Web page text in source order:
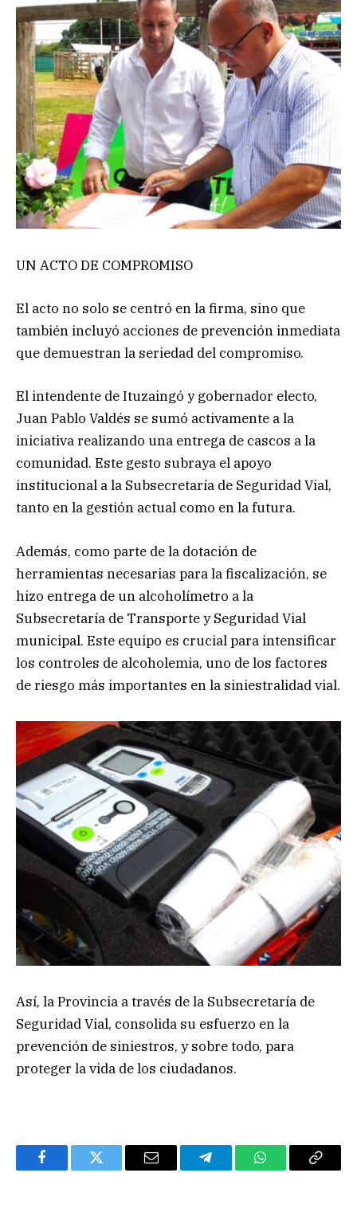
UN ACTO DE COMPROMISO
El acto no solo se centró en la firma, sino que
también incluyó acciones de prevención inmediata
que demuestran la seriedad del compromiso.
El intendente de Ituzaingó y gobernador electo,
Juan Pablo Valdés se sumó activamente a la
iniciativa realizando una entrega de cascos a la
comunidad. Este gesto subraya el apoyo
institucional a la Subsecretaría de Seguridad Vial,
tanto en la gestión actual como en la futura.
Además, como parte de la dotación de
herramientas necesarias para la fiscalización, se
hizo entrega de un alcoholímetro a la
Subsecretaría de Transporte y Seguridad Vial
municipal. Este equipo es crucial para intensificar
los controles de alcoholemia, uno de los factores
de riesgo más importantes en la siniestralidad vial.
Así, la Provincia a través de la Subsecretaría de
Seguridad Vial, consolida su esfuerzo en la
prevención de siniestros, y sobre todo, para
proteger la vida de los ciudadanos.
FacebookTwitter Email TelegramWhatsAppCopy